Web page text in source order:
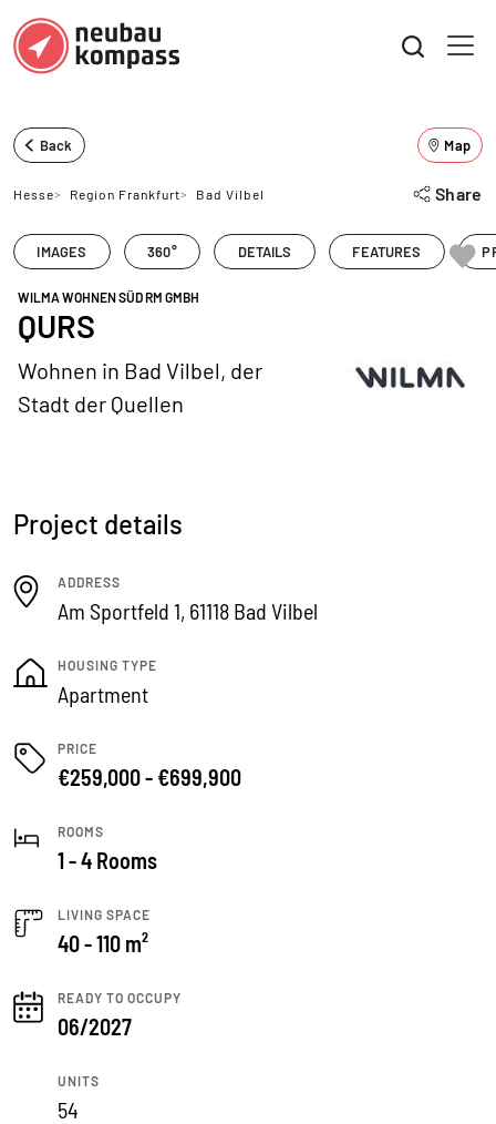
Back Map
Hesse> Region Frankfurt> Bad Vilbel Share
IMAGES 360° DETAILS FEATURES
WILMA WOHNEN SÜD RM GMBH
QURS
Wohnen in Bad Vilbel, der
Stadt der Quellen
Project details
ADDRESS
Am Sportfeld 1, 61118 Bad Vilbel
HOUSING TYPE
Apartment
PRICE
€259,000 - €699,900
ROOMS
1 - 4 Rooms
LIVING SPACE
40 - 110 m²
READY TO OCCUPY
06/2027
UNITS
54